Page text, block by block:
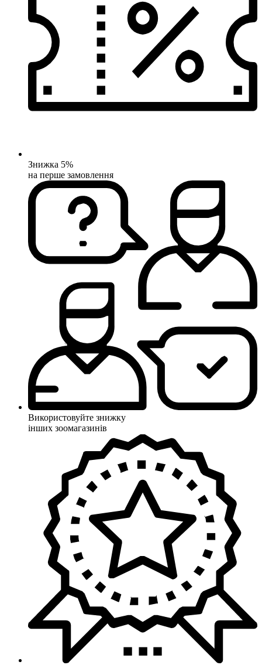
Знижка 5%
на перше замовлення
Використовуйте знижку
інших зоомагазинів